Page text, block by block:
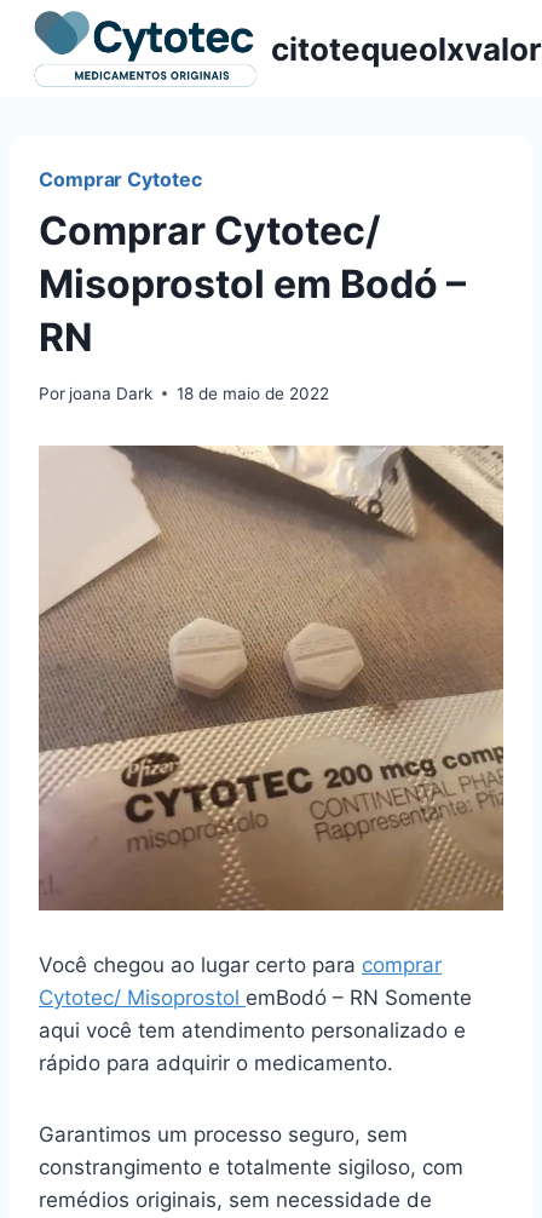
Pular
para
citotequeolxvalor
Comprar Cytotec
Comprar Cytotec/
Misoprostol em Bodó –
RN
Por joana Dark 18 de maio de 2022
Você chegou ao lugar certo para comprar
Cytotec/ Misoprostol emBodó – RN Somente
aqui você tem atendimento personalizado e
rápido para adquirir o medicamento.
Garantimos um processo seguro, sem
constrangimento e totalmente sigiloso, com
remédios originais, sem necessidade de